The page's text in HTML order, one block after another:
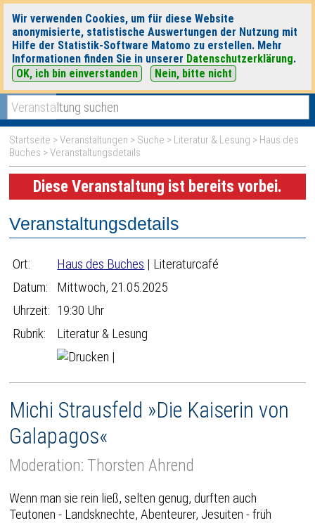
Wir verwenden Cookies, um für diese Website
anonymisierte, statistische Auswertungen der Nutzung mit
Hilfe der Statistik-Software Matomo zu erstellen. Mehr
Informationen finden Sie in unserer Datenschutzerklärung.
OK, ich bin einverstanden
Nein, bitte nicht
heute|morgen|
Startseite >Veranstaltungen > Suche > Literatur & Lesung > Haus des
Buches > Veranstaltungsdetails
Diese Veranstaltung ist bereits vorbei.
Veranstaltungsdetails
Ort: Haus des Buches | Literaturcafé
Datum:
Mittwoch, 21.05.2025
Uhrzeit: 19:30 Uhr
Rubrik:
Literatur & Lesung
|
Michi Strausfeld »Die Kaiserin von
Galapagos«
Moderation: Thorsten Ahrend
Wenn man sie rein ließ, selten genug, durften auch
Teutonen - Landsknechte, Abenteurer, Jesuiten - früh